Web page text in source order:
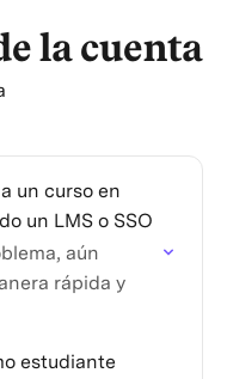
la cuenta
un curso en
un LMS o SSO
aún
rápida y
estudiante